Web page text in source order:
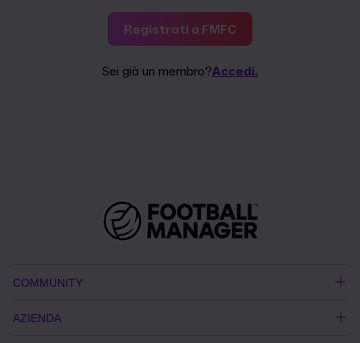
Registrati a FMFC
Sei già un membro?Accedi.
COMMUNITY
AZIENDA